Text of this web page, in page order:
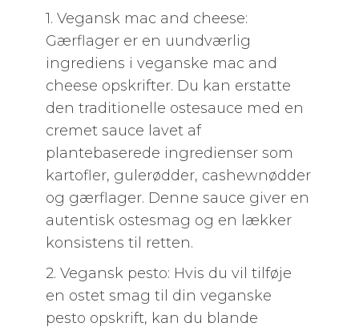
1. Vegansk mac and cheese:
Gærflager er en uundværlig
ingrediens i veganske mac and
cheese opskrifter. Du kan erstatte
den traditionelle ostesauce med en
cremet sauce lavet af
plantebaserede ingredienser som
kartofler, gulerødder, cashewnødder
og gærflager. Denne sauce giver en
autentisk ostesmag og en lækker
konsistens til retten.
2. Vegansk pesto: Hvis du vil tilføje
en ostet smag til din veganske
pesto opskrift, kan du blande